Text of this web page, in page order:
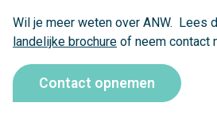
Wil je meer weten over ANW. Lees
landelijke brochure of neem contact
Contact opnemen